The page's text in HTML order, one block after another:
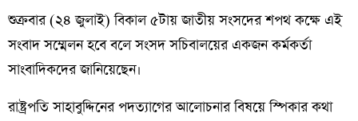
শুক্রবার (২৪ জুলাই) বিকাল ৫টায় জাতীয় সংসদের শপথ কক্ষে এই
সংবাদ সম্মেলন হবে বলে সংসদ সচিবালয়ের একজন কর্মকর্তা
সাংবাদিকদের জানিয়েছেন।
রাষ্ট্রপতি সাহাবুদ্দিনের পদত্যাগের আলোচনার বিষয়ে স্পিকার কথা